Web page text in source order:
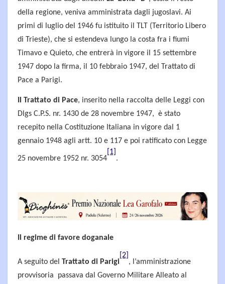
della regione, veniva amministrata dagli jugoslavi. Ai
primi di luglio del 1946 fu istituito il TLT (Territorio Libero
di Trieste), che si estendeva lungo la costa fra i fiumi
Timavo e Quieto, che entrerà in vigore il 15 settembre
1947 dopo la firma, il 10 febbraio 1947, del Trattato di
Pace a Parigi.
Il Trattato di Pace, inserito nella raccolta delle Leggi con
Dlgs C.P.S. nr. 1430 de 28 novembre 1947, è stato
recepito nella Costituzione Italiana in vigore dal 1
gennaio 1948 agli artt. 10 e 117 e poi ratificato con Legge
25 novembre 1952 nr. 3054
[1]
.
Il regime di favore doganale
A seguito del Trattato di Parigi
[2]
, l’amministrazione
provvisoria passava dal Governo Militare Alleato al